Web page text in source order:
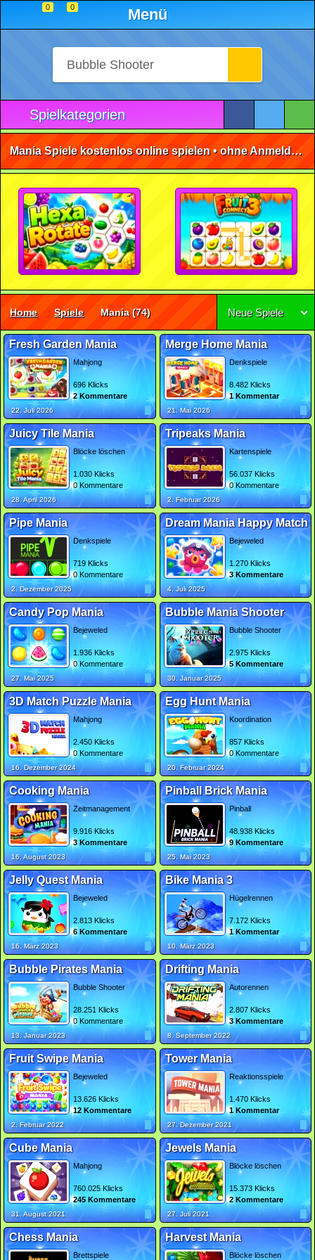
0 0 Menü
Spielkategorien
Mania Spiele kostenlos online spielen • ohne Anmeldung 🕹️
Home Spiele Mania (74) Neue Spiele
Fresh Garden Mania
Mahjong
696 Klicks
2 Kommentare
22. Juli 2026
Merge Home Mania
Denkspiele
8.482 Klicks
1 Kommentar
21. Mai 2026
Juicy Tile Mania
Blöcke löschen
1.030 Klicks
0 Kommentare
28. April 2026
Tripeaks Mania
Kartenspiele
56.037 Klicks
0 Kommentare
2. Februar 2026
Pipe Mania
Denkspiele
719 Klicks
0 Kommentare
2. Dezember 2025
Dream Mania Happy Match
Bejeweled
1.270 Klicks
3 Kommentare
4. Juli 2025
Candy Pop Mania
Bejeweled
1.936 Klicks
0 Kommentare
27. Mai 2025
Bubble Mania Shooter
Bubble Shooter
2.975 Klicks
5 Kommentare
30. Januar 2025
3D Match Puzzle Mania
Mahjong
2.450 Klicks
0 Kommentare
16. Dezember 2024
Egg Hunt Mania
Koordination
857 Klicks
0 Kommentare
20. Februar 2024
Cooking Mania
Zeitmanagement
9.916 Klicks
3 Kommentare
16. August 2023
Pinball Brick Mania
Pinball
48.938 Klicks
9 Kommentare
25. Mai 2023
Jelly Quest Mania
Bejeweled
2.813 Klicks
6 Kommentare
16. März 2023
Bike Mania 3
Hügelrennen
7.172 Klicks
1 Kommentar
10. März 2023
Bubble Pirates Mania
Bubble Shooter
28.251 Klicks
0 Kommentare
13. Januar 2023
Drifting Mania
Autorennen
2.807 Klicks
3 Kommentare
8. September 2022
Fruit Swipe Mania
Bejeweled
13.626 Klicks
12 Kommentare
2. Februar 2022
Tower Mania
Reaktionsspiele
1.470 Klicks
1 Kommentar
27. Dezember 2021
Cube Mania
Mahjong
760.025 Klicks
245 Kommentare
31. August 2021
Jewels Mania
Blöcke löschen
15.373 Klicks
2 Kommentare
27. Juli 2021
Chess Mania
Brettspiele
Harvest Mania
Blöcke löschen